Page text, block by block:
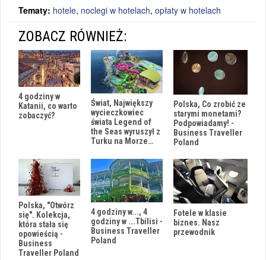
Tematy: hotele, noclegi w hotelach, opłaty w hotelach
ZOBACZ RÓWNIEŻ:
4 godziny w
Katanii, co warto
zobaczyć?
Świat, Największy
wycieczkowiec
świata Legend of
the Seas wyruszył z
Turku na Morze…
Polska, Co zrobić ze
starymi monetami?
Podpowiadamy! -
Business Traveller
Poland
Polska, "Otwórz
się". Kolekcja,
która stała się
opowieścią -
Business
Traveller Poland
4 godziny w..., 4
godziny w ...Tbilisi -
Business Traveller
Poland
Fotele w klasie
biznes. Nasz
przewodnik